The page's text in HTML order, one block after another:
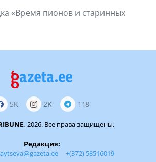
«Время пионов и старинных
5K 2K 118
2026. Все права защищены.
Редакция:
+(372) 58516019